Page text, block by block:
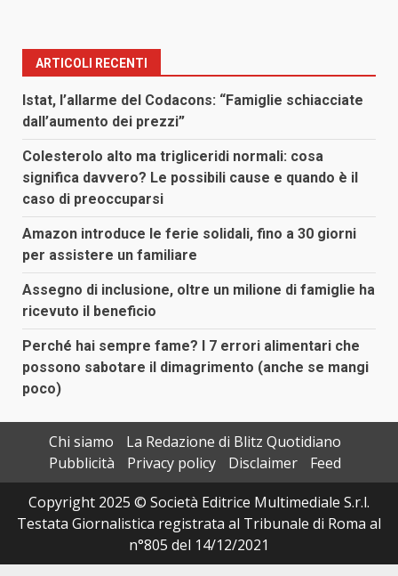
ARTICOLI RECENTI
Istat, l’allarme del Codacons: “Famiglie schiacciate
dall’aumento dei prezzi”
Colesterolo alto ma trigliceridi normali: cosa
significa davvero? Le possibili cause e quando è il
caso di preoccuparsi
Amazon introduce le ferie solidali, fino a 30 giorni
per assistere un familiare
Assegno di inclusione, oltre un milione di famiglie ha
ricevuto il beneficio
Perché hai sempre fame? I 7 errori alimentari che
possono sabotare il dimagrimento (anche se mangi
poco)
Chi siamo
La Redazione di Blitz Quotidiano
Pubblicità
Privacy policy Disclaimer
Feed
Copyright 2025 © Società Editrice Multimediale S.r.l.
Testata Giornalistica registrata al Tribunale di Roma al
n°805 del 14/12/2021